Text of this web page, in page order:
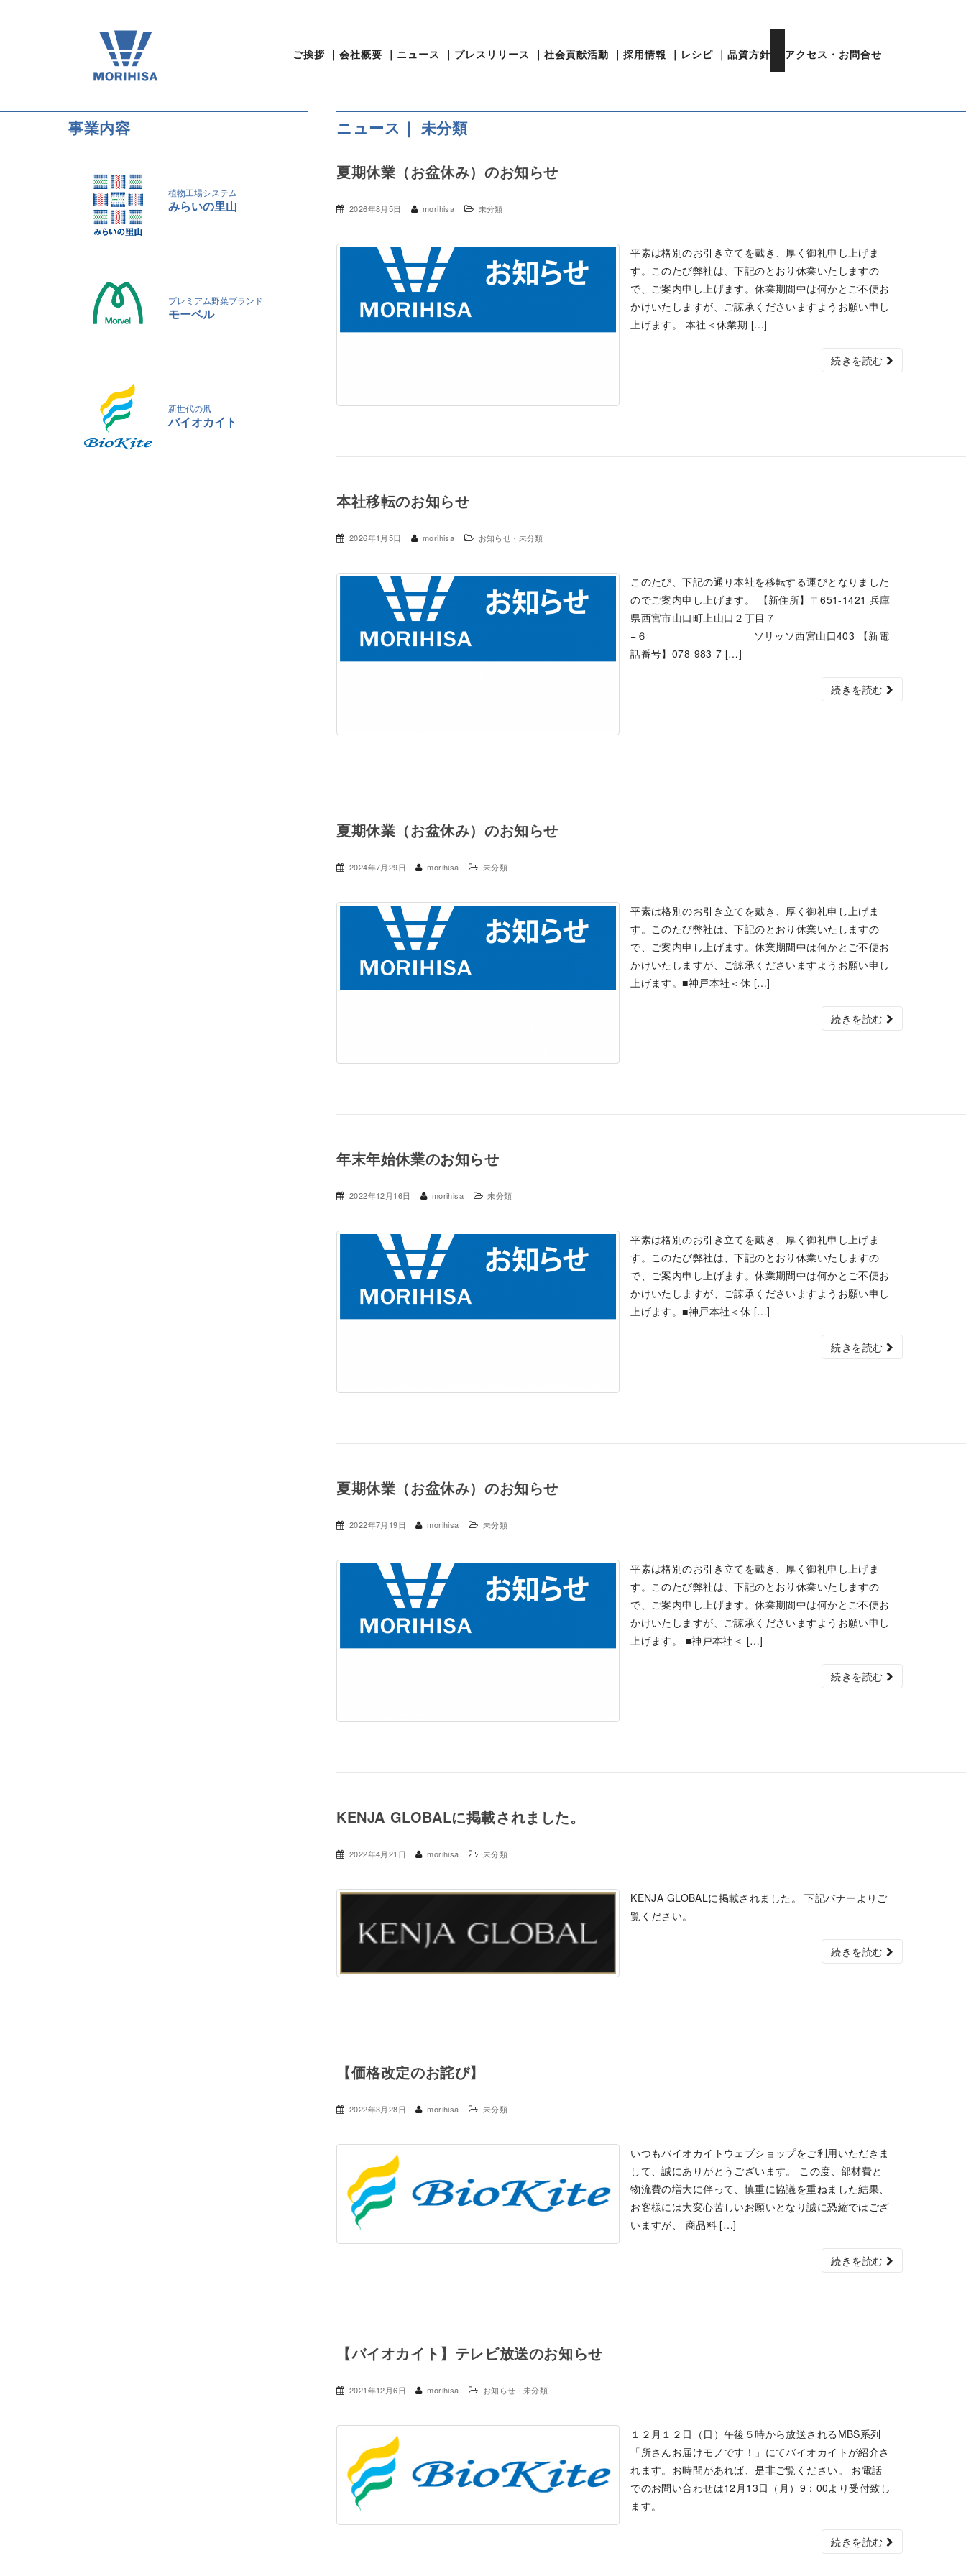
ご挨拶 ｜ 会社概要 ｜ ニュース ｜ プレスリリース ｜ 社会貢献活動 ｜ 採用情報 ｜ レシピ ｜ 品質方針 アクセス・お問合せ
ニュース｜ 未分類
夏期休業（お盆休み）のお知らせ
2026年8月5日 morihisa 未分類
平素は格別のお引き立てを戴き、厚く御礼申し上げま
す。このたび弊社は、下記のとおり休業いたしますの
で、ご案内申し上げます。休業期間中は何かとご不便お
かけいたしますが、ご諒承くださいますようお願い申し
上げます。 本社＜休業期 […]
続きを読む
本社移転のお知らせ
2026年1月5日 morihisa お知らせ ・ 未分類
このたび、下記の通り本社を移転する運びとなりました
のでご案内申し上げます。 【新住所】〒651-1421 兵庫
県西宮市山口町上山口２丁目７
−６ ソリッソ西宮山口403 【新電
話番号】078-983-7 […]
続きを読む
夏期休業（お盆休み）のお知らせ
2024年7月29日 morihisa 未分類
平素は格別のお引き立てを戴き、厚く御礼申し上げま
す。このたび弊社は、下記のとおり休業いたしますの
で、ご案内申し上げます。休業期間中は何かとご不便お
かけいたしますが、ご諒承くださいますようお願い申し
上げます。■神戸本社＜休 […]
続きを読む
年末年始休業のお知らせ
2022年12月16日 morihisa 未分類
平素は格別のお引き立てを戴き、厚く御礼申し上げま
す。このたび弊社は、下記のとおり休業いたしますの
で、ご案内申し上げます。休業期間中は何かとご不便お
かけいたしますが、ご諒承くださいますようお願い申し
上げます。■神戸本社＜休 […]
続きを読む
夏期休業（お盆休み）のお知らせ
2022年7月19日 morihisa 未分類
平素は格別のお引き立てを戴き、厚く御礼申し上げま
す。このたび弊社は、下記のとおり休業いたしますの
で、ご案内申し上げます。休業期間中は何かとご不便お
かけいたしますが、ご諒承くださいますようお願い申し
上げます。 ■神戸本社＜ […]
続きを読む
KENJA GLOBALに掲載されました。
2022年4月21日 morihisa 未分類
KENJA GLOBALに掲載されました。 下記バナーよりご
覧ください。
続きを読む
【価格改定のお詫び】
2022年3月28日 morihisa 未分類
いつもバイオカイトウェブショップをご利用いただきま
して、誠にありがとうございます。 この度、部材費と
物流費の増大に伴って、慎重に協議を重ねました結果、
お客様には大変心苦しいお願いとなり誠に恐縮ではござ
いますが、 商品料 […]
続きを読む
【バイオカイト】テレビ放送のお知らせ
2021年12月6日 morihisa お知らせ ・未分類
１２月１２日（日）午後５時から放送されるMBS系列
「所さんお届けモノです！」にてバイオカイトが紹介さ
れます。お時間があれば、是非ご覧ください。 お電話
でのお問い合わせは12月13日（月）9：00より受付致し
ます。
続きを読む
事業内容
植物工場システム
みらいの里山
プレミアム野菜ブランド
モーベル
新世代の凧
バイオカイト